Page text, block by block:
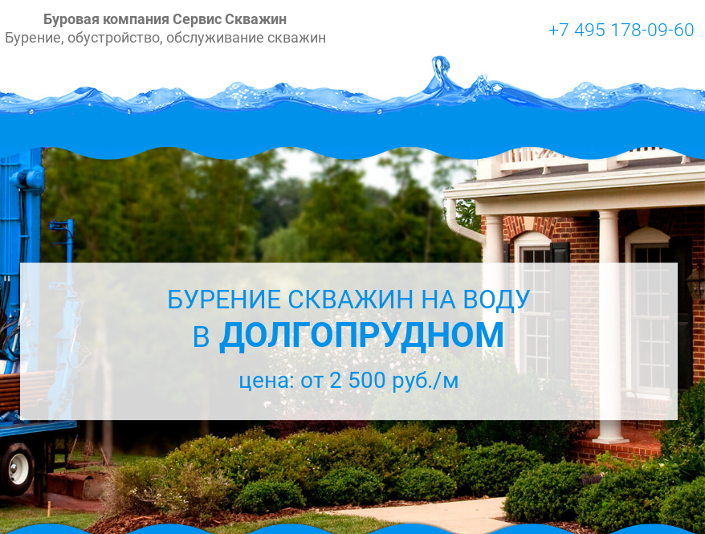
Буровая компания Сервис Скважин
Бурение, обустройство, обслуживание скважин
+7 495 178-09-60
БУРЕНИЕ СКВАЖИН НА ВОДУ
В ДОЛГОПРУДНОМ
цена: от 2 500 руб./м